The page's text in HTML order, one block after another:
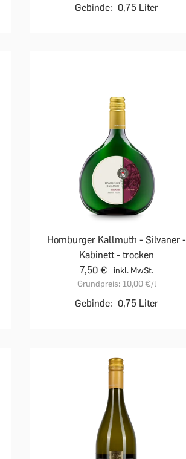
Gebinde: 0,75 Liter
Homburger Kallmuth - Silvaner -
Kabinett - trocken
7,50 €
inkl. MwSt.
Grundpreis: 10,00 €/l
Gebinde: 0,75 Liter